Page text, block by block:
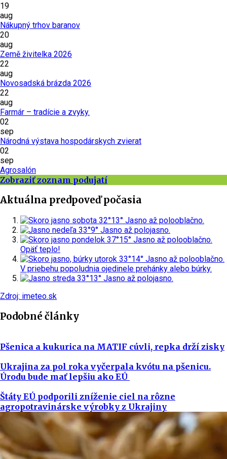
19
aug
Nákupný trhov baranov
20
aug
Země živitelka 2026
22
aug
Novosadská brázda 2026
22
aug
Farmár – tradície a zvyky.
02
sep
Národná výstava hospodárskych zvierat
02
sep
Agrosalón
Zobraziť zoznam podujatí
Aktuálna predpoveď počasia
sobota 32°13° Jasno až polooblačno.
nedeľa 33°9° Jasno až polojasno.
pondelok 37°15° Jasno až polooblačno.
Opäť teplo!
utorok 33°14° Jasno až polooblačno.
V priebehu popoludnia ojedinele prehánky alebo búrky.
streda 33°13° Jasno až polojasno.
Zdroj: imeteo.sk
Podobné články
Pšenica a kukurica na MATIF cúvli, repka drží zisky
Ukrajina za pol roka vyčerpala kvótu na pšenicu.
Úrodu bude mať lepšiu ako EÚ
Štáty EÚ podporili zníženie ciel na rôzne
agropotravinárske výrobky z Ukrajiny